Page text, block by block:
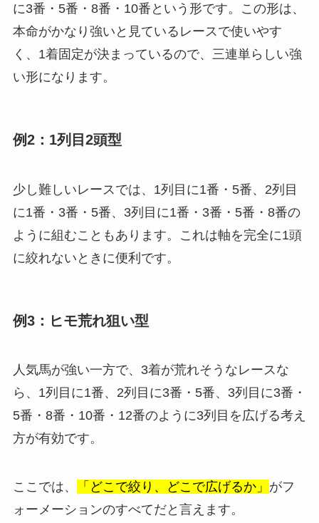
に3番・5番・8番・10番という形です。この形は、
本命がかなり強いと見ているレースで使いやす
く、1着固定が決まっているので、三連単らしい強
い形になります。
例2：1列目2頭型
少し難しいレースでは、1列目に1番・5番、2列目
に1番・3番・5番、3列目に1番・3番・5番・8番の
ように組むこともあります。これは軸を完全に1頭
に絞れないときに便利です。
例3：ヒモ荒れ狙い型
人気馬が強い一方で、3着が荒れそうなレースな
ら、1列目に1番、2列目に3番・5番、3列目に3番・
5番・8番・10番・12番のように3列目を広げる考え
方が有効です。
ここでは、 「どこで絞り、どこで広げるか」 がフ
ォーメーションのすべてだと言えます。